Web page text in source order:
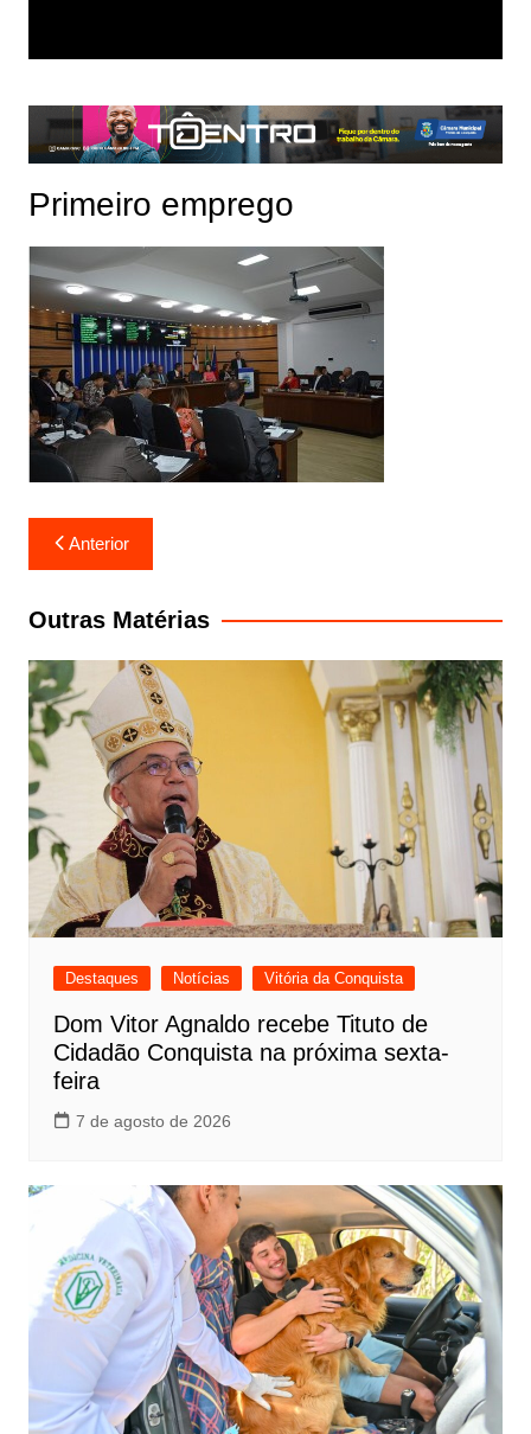
Primeiro emprego
Navegação
de
Post
Anterior
Outras Matérias
Destaques Notícias Vitória da Conquista
Dom Vitor Agnaldo recebe Tituto de
Cidadão Conquista na próxima sexta-
feira
7 de agosto de 2026